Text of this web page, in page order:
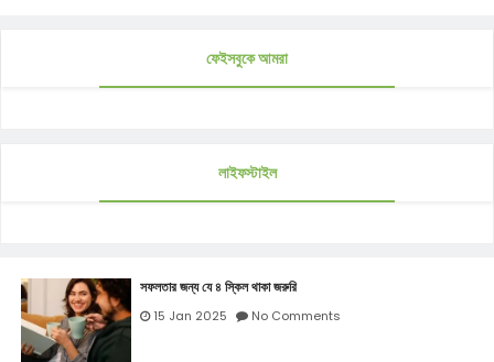
ফেইসবুকে আমরা
লাইফস্টাইল
সফলতার জন্য যে ৪ স্কিল থাকা জরুরি
15 Jan 2025 No Comments